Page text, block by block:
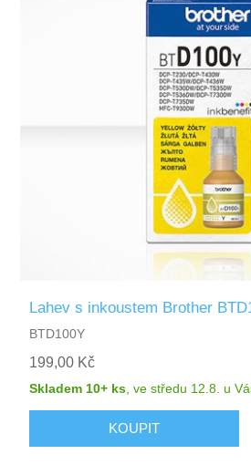
Lahev s inkoustem Brother
BTD100Y
199,00 Kč
Skladem 10+ ks ,ve středu 12.8. u